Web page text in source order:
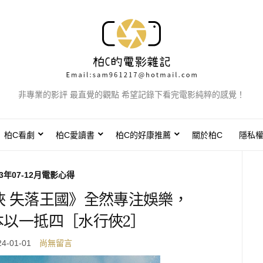
非專業的影評 最直覺的觀點 希望記錄下看完電影純粹的感覺！
柏C看劇 柏C愛讀書 柏C的好康推薦 關於柏C 隱私
年07-12月電影心得
失落王國》全然專注娛樂，
一抵四［水行俠2］
01-01 尚無留言